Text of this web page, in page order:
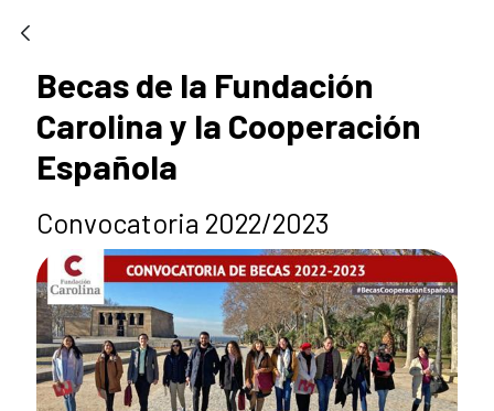
Becas de la Fundación
Carolina y la Cooperación
Española
Convocatoria 2022/2023